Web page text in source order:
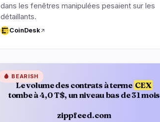
dans les fenêtres manipulées pesaient sur les
détaillants.
CoinDesk
Le volume des contrats à terme CEX
tombe à 4,0 T$, un niveau bas de 31 mois
zippfeed.com
🩸 BEARISH